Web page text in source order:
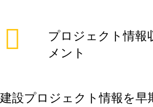
プロジェクト情報
メント
建設プロジェクト情報を早